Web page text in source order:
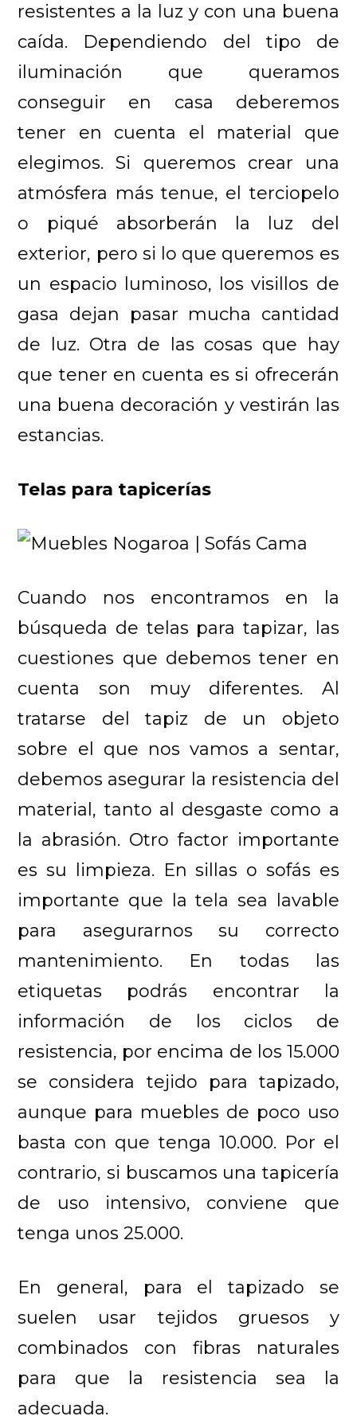
resistentes a la luz y con una buena
caída. Dependiendo del tipo de
iluminación que queramos
conseguir en casa deberemos
tener en cuenta el material que
elegimos. Si queremos crear una
atmósfera más tenue, el terciopelo
o piqué absorberán la luz del
exterior, pero si lo que queremos es
un espacio luminoso, los visillos de
gasa dejan pasar mucha cantidad
de luz. Otra de las cosas que hay
que tener en cuenta es si ofrecerán
una buena decoración y vestirán las
estancias.
Telas para tapicerías
Cuando nos encontramos en la
búsqueda de telas para tapizar, las
cuestiones que debemos tener en
cuenta son muy diferentes. Al
tratarse del tapiz de un objeto
sobre el que nos vamos a sentar,
debemos asegurar la resistencia del
material, tanto al desgaste como a
la abrasión. Otro factor importante
es su limpieza. En sillas o sofás es
importante que la tela sea lavable
para asegurarnos su correcto
mantenimiento. En todas las
etiquetas podrás encontrar la
información de los ciclos de
resistencia, por encima de los 15.000
se considera tejido para tapizado,
aunque para muebles de poco uso
basta con que tenga 10.000. Por el
contrario, si buscamos una tapicería
de uso intensivo, conviene que
tenga unos 25.000.
En general, para el tapizado se
suelen usar tejidos gruesos y
combinados con fibras naturales
para que la resistencia sea la
adecuada.